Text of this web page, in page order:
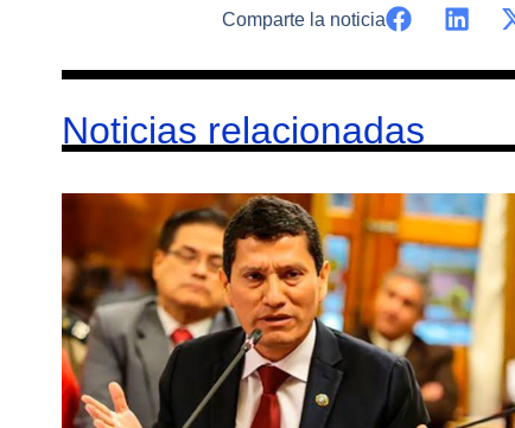
Comparte la noticia
Noticias relacionadas